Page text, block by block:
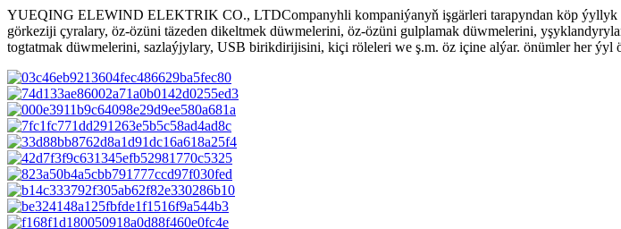
YUEQING ELEWIND ELEKTRIK CO., LTDCompanyhli kompaniýanyň işgärleri tarapyndan köp ýyllyk
görkeziji çyralary, öz-özüni täzeden dikeltmek düwmelerini, öz-özüni gulplamak düwmelerini,
togtatmak düwmelerini, sazlaýjylary, USB birikdirijisini, kiçi röleleri we ş.m. öz içine alýar. önümler her ýyl